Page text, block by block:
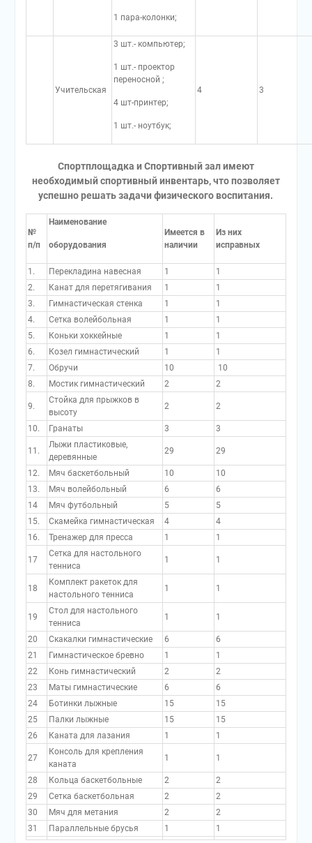
1 пара-колонки;
Учительская
3 шт.- компьютер;
1 шт.- проектор
переносной ;
4 шт-принтер;
1 шт.- ноутбук;
4 3
Спортплощадка и Спортивный зал имеют
необходимый спортивный инвентарь, что позволяет
успешно решать задачи физического воспитания.
№
п/п
Наименование
оборудования
Имеется в
наличии
Из них
исправных
1. Перекладина навесная 1
1
2.
Канат для перетягивания 1
1
3.
Гимнастическая стенка 1
1
4.
Сетка волейбольная 1
1
5.
Коньки хоккейные 1
1
6.
Козел гимнастический 1
1
7.
Обручи 10
10
8.
Мостик гимнастический 2 2
9.
Стойка для прыжков в
высоту
2 2
10. Гранаты 3 3
11.
Лыжи пластиковые,
деревянные
29 29
12. Мяч баскетбольный 10
10
13.
Мяч волейбольный 6
6
14
Мяч футбольный 5
5
15.
Скамейка гимнастическая 4
4
16.
Тренажер для пресса 1 1
17
Сетка для настольного
тенниса
1 1
18
Комплект ракеток для
настольного тенниса
1 1
19
Стол для настольного
тенниса
1 1
20 Скакалки гимнастические 6
6
21
Гимнастическое бревно 1
1
22
Конь гимнастический 2
2
23
Маты гимнастические 6
6
24
Ботинки лыжные 15
15
25
Палки лыжные 15
15
26
Каната для лазания 1 1
27
Консоль для крепления
каната
1 1
28 Кольца баскетбольные 2
2
29
Сетка баскетбольная 2
2
30
Мяч для метания 2
2
31
Параллельные брусья 1 1